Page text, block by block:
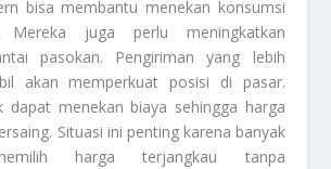
bisa membantu menekan konsumsi
Mereka juga perlu meningkatkan
pasokan. Pengiriman yang lebih
akan memperkuat posisi di pasar.
dapat menekan biaya sehingga harga
Situasi ini penting karena banyak
harga terjangkau tanpa